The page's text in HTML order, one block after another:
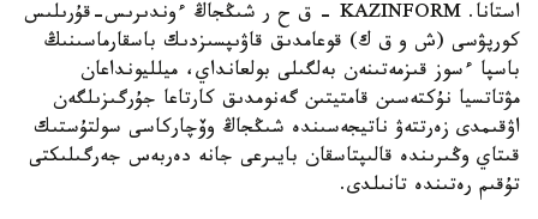
استانا. KAZINFORM – ق ح ر شىڭجاڭ ءوندىرىس-قۇرىلىس
كورپۋسى (ش و ق ك) قوعامدىق قاۋىپسىزدىك باسقارماسىنىڭ
باسپا ءسوز قىزمەتىنەن بەلگىلى بولعانداي، ميلليونداعان
مۋتاتسيا نۇكتەسىن قامتيتىن گەنومدىق كارتاعا جۇرگىزىلگەن
اۋقىمدى زەرتتەۋ ناتيجەسىندە شىڭجاڭ وۆچاركاسى سولتۇستىك
قىتاي وڭىرىندە قالىپتاسقان بايىرعى جانە دەربەس جەرگىلىكتى
تۇقىم رەتىندە تانىلدى.